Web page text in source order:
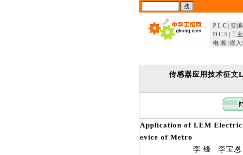
P L C 变
D C S
工
电 源 嵌入
传感器应用技术征文
Application of LEM
evice of Metro
李 锋 李宝恩